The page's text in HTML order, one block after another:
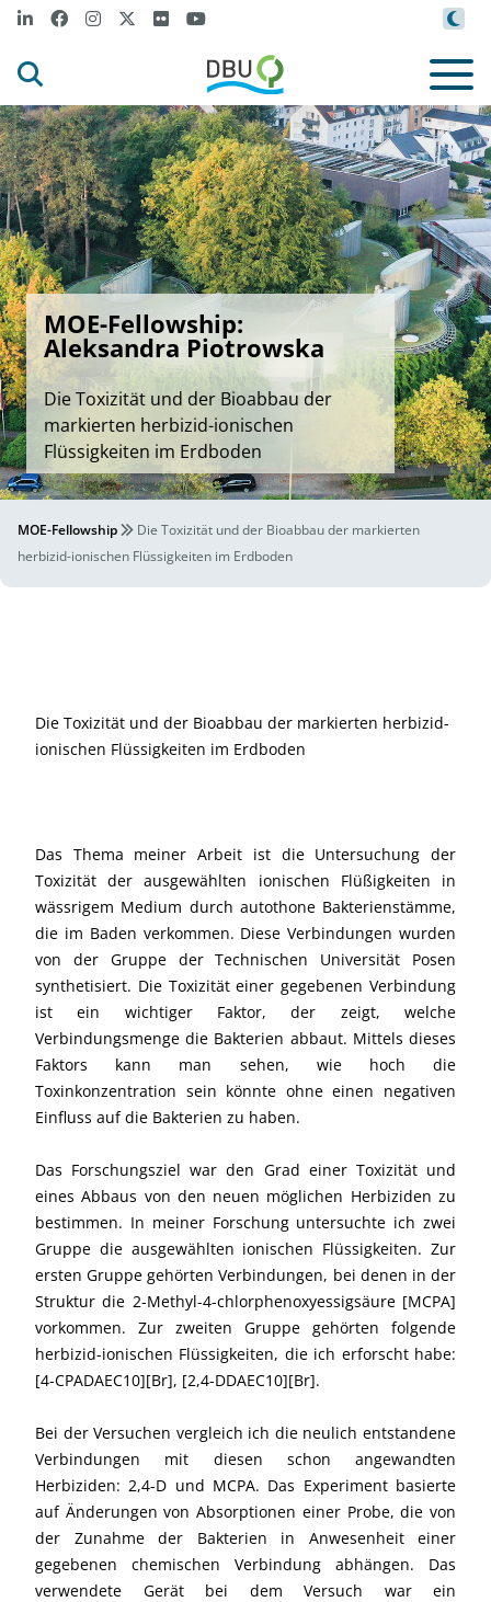
MOE-Fellowship:
Aleksandra Piotrowska
Die Toxizität und der Bioabbau der
markierten herbizid-ionischen
Flüssigkeiten im Erdboden
MOE-Fellowship
Die Toxizität und der Bioabbau der markierten
herbizid-ionischen Flüssigkeiten im Erdboden
Die Toxizität und der Bioabbau der markierten herbizid-
ionischen Flüssigkeiten im Erdboden
Das Thema meiner Arbeit ist die Untersuchung der
Toxizität der ausgewählten ionischen Flüßigkeiten in
wässrigem Medium durch autothone Bakterienstämme,
die im Baden verkommen. Diese Verbindungen wurden
von der Gruppe der Technischen Universität Posen
synthetisiert. Die Toxizität einer gegebenen Verbindung
ist ein wichtiger Faktor, der zeigt, welche
Verbindungsmenge die Bakterien abbaut. Mittels dieses
Faktors kann man sehen, wie hoch die
Toxinkonzentration sein könnte ohne einen negativen
Einfluss auf die Bakterien zu haben.
Das Forschungsziel war den Grad einer Toxizität und
eines Abbaus von den neuen möglichen Herbiziden zu
bestimmen. In meiner Forschung untersuchte ich zwei
Gruppe die ausgewählten ionischen Flüssigkeiten. Zur
ersten Gruppe gehörten Verbindungen, bei denen in der
Struktur die 2-Methyl-4-chlorphenoxyessigsäure [MCPA]
vorkommen. Zur zweiten Gruppe gehörten folgende
herbizid-ionischen Flüssigkeiten, die ich erforscht habe:
[4-CPADAEC10][Br], [2,4-DDAEC10][Br].
Bei der Versuchen vergleich ich die neulich entstandene
Verbindungen mit diesen schon angewandten
Herbiziden: 2,4-D und MCPA. Das Experiment basierte
auf Änderungen von Absorptionen einer Probe, die von
der Zunahme der Bakterien in Anwesenheit einer
gegebenen chemischen Verbindung abhängen. Das
verwendete Gerät bei dem Versuch war ein